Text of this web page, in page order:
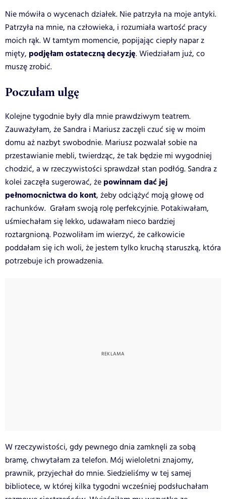
Nie mówiła o wycenach działek. Nie patrzyła na moje antyki.
Patrzyła na mnie, na człowieka, i rozumiała wartość pracy
moich rąk. W tamtym momencie, popijając ciepły napar z
mięty, podjęłam ostateczną decyzję. Wiedziałam już, co
muszę zrobić.
Poczułam ulgę
Kolejne tygodnie były dla mnie prawdziwym teatrem.
Zauważyłam, że Sandra i Mariusz zaczęli czuć się w moim
domu aż nazbyt swobodnie. Mariusz pozwalał sobie na
przestawianie mebli, twierdząc, że tak będzie mi wygodniej
chodzić, a w rzeczywistości sprawdzał stan podłóg. Sandra z
kolei zaczęła sugerować, że powinnam dać jej
pełnomocnictwa do kont, żeby odciążyć moją głowę od
rachunków. Grałam swoją rolę perfekcyjnie. Potakiwałam,
uśmiechałam się lekko, udawałam nieco bardziej
roztargnioną. Pozwoliłam im wierzyć, że całkowicie
poddałam się ich woli, że jestem tylko kruchą staruszką, która
potrzebuje ich prowadzenia.
W rzeczywistości, gdy pewnego dnia zamknęli za sobą
bramę, chwytałam za telefon. Mój wieloletni znajomy,
prawnik, przyjechał do mnie. Siedzieliśmy w tej samej
bibliotece, w której kilka tygodni wcześniej podsłuchałam